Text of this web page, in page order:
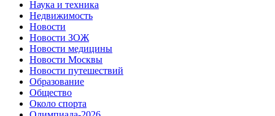
Наука и техника
Недвижимость
Новости
Новости ЗОЖ
Новости медицины
Новости Москвы
Новости путешествий
Образование
Общество
Около спорта